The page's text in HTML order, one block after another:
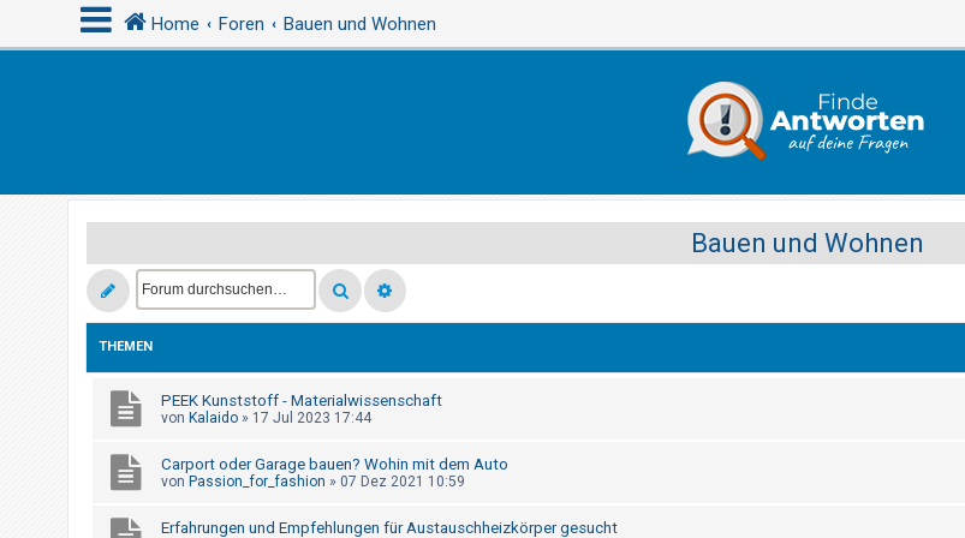
Home Foren Bauen und Wohnen
Bauen und Wohnen
THEMEN
PEEK Kunststoff - Materialwissenschaft
von Kalaido » 17 Jul 2023 17:44
Carport oder Garage bauen? Wohin mit dem Auto
von Passion_for_fashion » 07 Dez 2021 10:59
Erfahrungen und Empfehlungen für Austauschheizkörper gesucht